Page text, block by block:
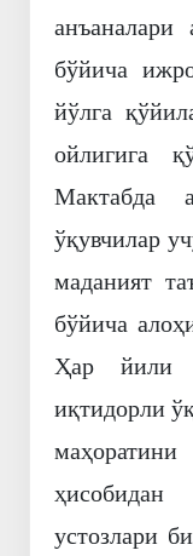
анъаналари
бўйича
йўлга
ойлигига
Мактабда
ўқувчилар
маданият
бўйича
Ҳар йили
иқтидорли
устозлари